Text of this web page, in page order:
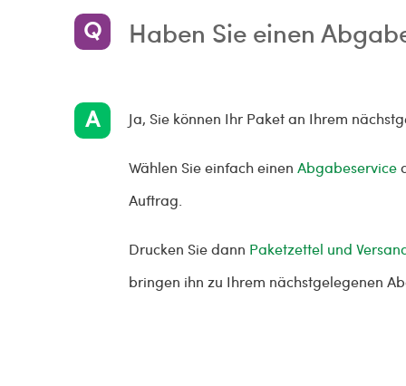
Haben Sie einen
Ja, Sie können Ihr Paket an Ihrem
Wählen Sie einfach einen Abgabeservice
Auftrag.
Drucken Sie dann Paketzettel und
bringen ihn zu Ihrem nächstgelegenen